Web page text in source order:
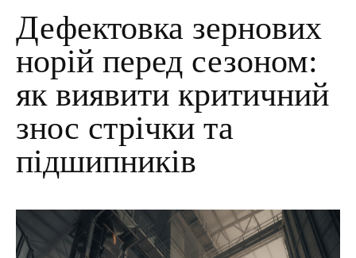
Дефектовка зернових
норій перед сезоном:
як виявити критичний
знос стрічки та
підшипників